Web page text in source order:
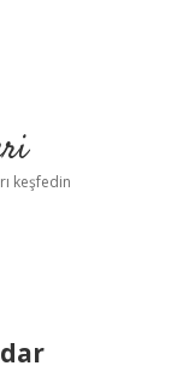
keşfedin